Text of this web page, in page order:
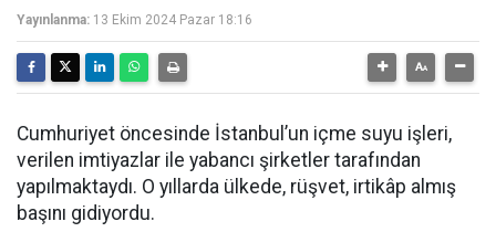
Yayınlanma: 13 Ekim 2024 Pazar 18:16
Cumhuriyet öncesinde İstanbul’un içme suyu işleri,
verilen imtiyazlar ile yabancı şirketler tarafından
yapılmaktaydı. O yıllarda ülkede, rüşvet, irtikâp almış
başını gidiyordu.